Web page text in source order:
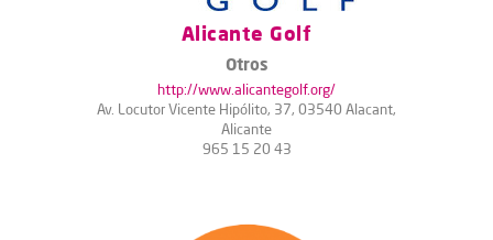
Alicante Golf
Otros
http://www.alicantegolf.org/
Av. Locutor Vicente Hipólito, 37, 03540 Alacant,
Alicante
965 15 20 43